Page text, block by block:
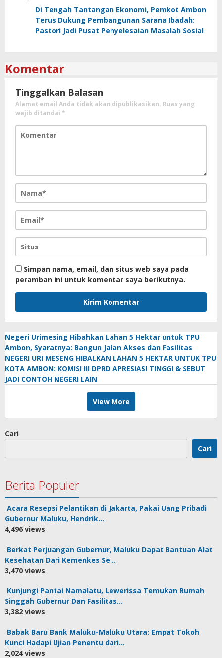
Di Tengah Tantangan Ekonomi, Pemkot Ambon
Terus Dukung Pembangunan Sarana Ibadah:
Pastori Jadi Pusat Penyelesaian Masalah Sosial
Komentar
Tinggalkan Balasan
Alamat email Anda tidak akan dipublikasikan. Ruas yang
wajib ditandai *
Simpan nama, email, dan situs web saya pada
peramban ini untuk komentar saya berikutnya.
Negeri Urimesing Hibahkan Lahan 5 Hektar untuk TPU
Ambon, Syaratnya: Bangun Jalan Akses dan Fasilitas
NEGERI URI MESENG HIBALKAN LAHAN 5 HEKTAR UNTUK TPU
KOTA AMBON: KOMISI III DPRD APRESIASI TINGGI & SEBUT
JADI CONTOH NEGERI LAIN
View More
Cari
Cari
Berita Populer
Acara Resepsi Pelantikan di Jakarta, Pakai Uang Pribadi
Gubernur Maluku, Hendrik…
4,496 views
Berkat Perjuangan Gubernur, Maluku Dapat Bantuan Alat
Kesehatan Dari Kemenkes Se…
3,470 views
Kunjungi Pantai Namalatu, Lewerissa Temukan Rumah
Singgah Gubernur Dan Fasilitas…
3,382 views
Babak Baru Bank Maluku-Maluku Utara: Empat Tokoh
Kunci Hadapi Ujian Penentu dari…
2,024 views